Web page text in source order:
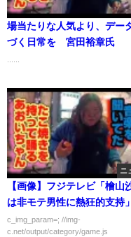
場当たりな人気より、デー
づく日常を 宮田裕章氏
ニ
【画像】フジテレビ「檜山
は非モテ男性に熱狂的支持」
c_img_param=; //img-
c.net/output/category/game.js